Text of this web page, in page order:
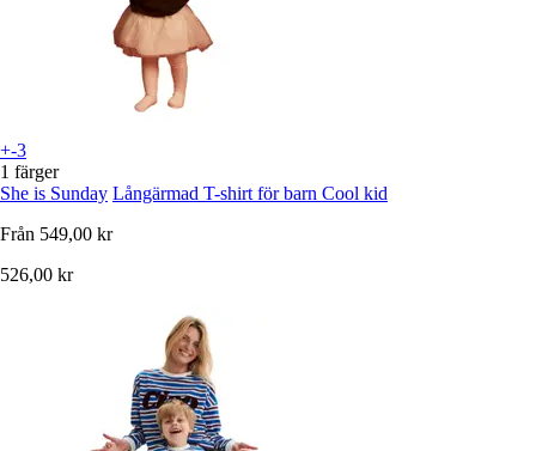
+-3
1 färger
She is Sunday Långärmad T-shirt för barn Cool kid
Från 549,00 kr
526,00 kr